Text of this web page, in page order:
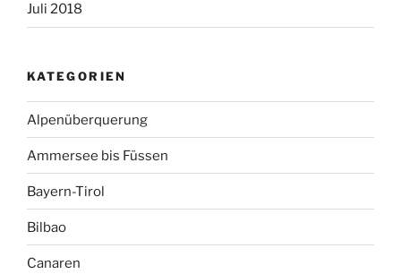
Juli 2018
KATEGORIEN
Alpenüberquerung
Ammersee bis Füssen
Bayern-Tirol
Bilbao
Canaren